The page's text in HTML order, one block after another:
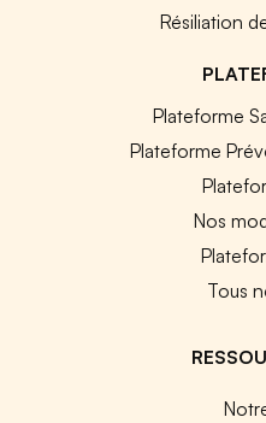
Résiliation
Plateforme
Plateforme
Nos
Tous